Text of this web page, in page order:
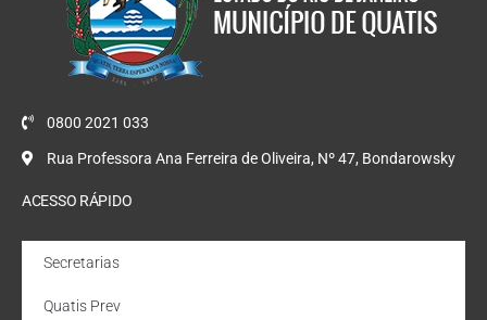
0800 2021 033
Rua Professora Ana Ferreira de Oliveira, Nº 47, Bondarowsky
ACESSO RÁPIDO
Secretarias
Quatis Prev